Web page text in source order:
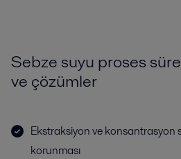
Sebze suyu proses
ve çözümler
Ekstraksiyon ve konsantrasyon
korunması